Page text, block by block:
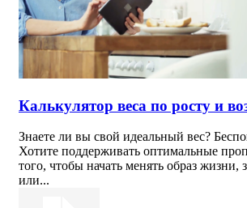
Калькулятор веса по росту и
Знаете ли вы свой идеальный вес?
Хотите поддерживать оптимальные
того, чтобы начать менять образ жизни,
или...